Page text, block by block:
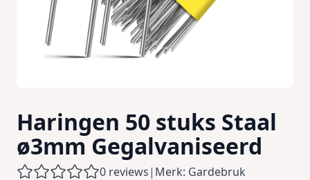
Haringen 50 stuks Staal
ø3mm Gegalvaniseerd
0 reviews| Merk: Gardebruk